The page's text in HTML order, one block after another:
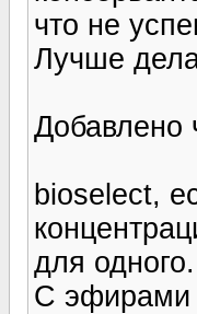
что не
Лучше
Добавлено
bioselect,
для одного.
С эфирами